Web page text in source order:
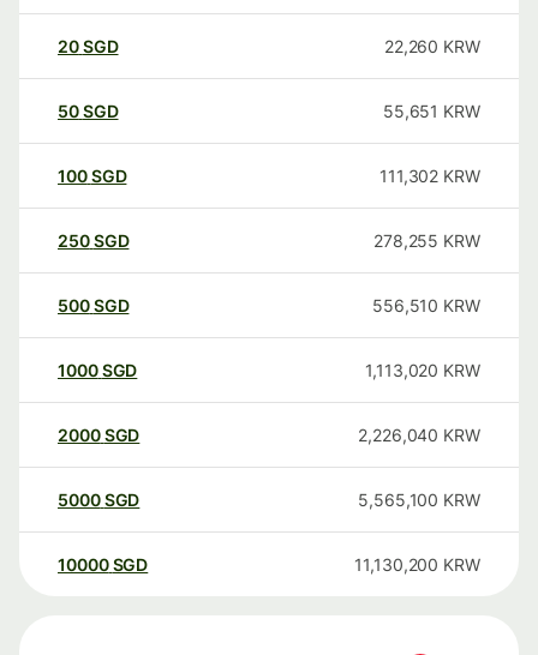
20SGD 22,260 KRW
50SGD 55,651 KRW
100SGD 111,302 KRW
250SGD 278,255 KRW
500SGD 556,510 KRW
1000SGD 1,113,020 KRW
2000SGD 2,226,040 KRW
5000SGD 5,565,100 KRW
10000 SGD 11,130,200 KRW